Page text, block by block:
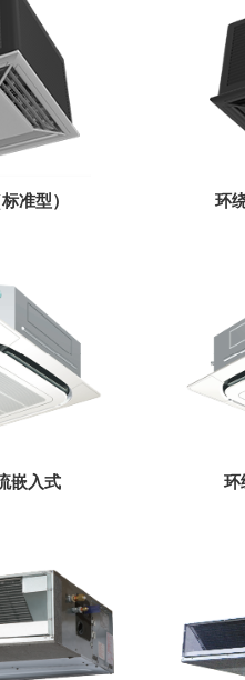
准型） 环
嵌入式 环